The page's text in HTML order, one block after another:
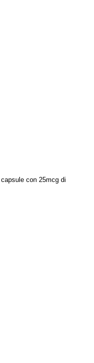
con 25mcg di